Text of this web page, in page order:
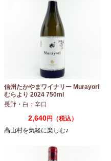
信州たかやまワイナリー Murayori
むらより 2024 750ml
長野 ・ 白：辛口
2,640円（税込）
高山村を気軽に楽しむ♪